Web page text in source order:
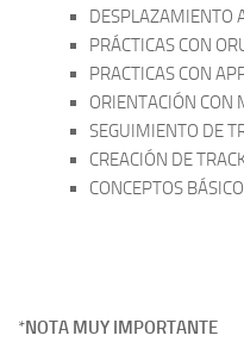
DESPLAZAMIENTO
PRÁCTICAS CON
PRACTICAS CON
ORIENTACIÓN CON
SEGUIMIENTO DE
CREACIÓN DE
CONCEPTOS
*NOTA MUY IMPORTANTE